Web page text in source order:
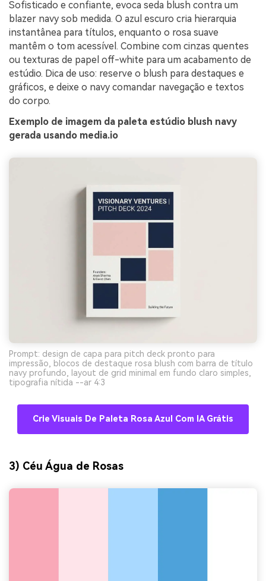
Sofisticado e confiante, evoca seda blush contra um
blazer navy sob medida. O azul escuro cria hierarquia
instantânea para títulos, enquanto o rosa suave
mantêm o tom acessível. Combine com cinzas quentes
ou texturas de papel off-white para um acabamento de
estúdio. Dica de uso: reserve o blush para destaques e
gráficos, e deixe o navy comandar navegação e textos
do corpo.
Exemplo de imagem da paleta estúdio blush navy
gerada usando media.io
Prompt: design de capa para pitch deck pronto para
impressão, blocos de destaque rosa blush com barra de título
navy profundo, layout de grid minimal em fundo claro simples,
tipografia nítida --ar 4:3
Crie Visuais De Paleta Rosa Azul Com IA Grátis
3) Céu Água de Rosas